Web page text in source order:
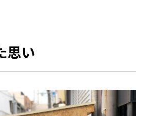
思い